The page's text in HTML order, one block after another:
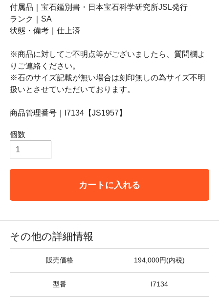
付属品｜宝石鑑別書・日本宝石科学研究所JSL発行
ランク｜SA
状態・備考｜仕上済
※商品に対してご不明点等がございましたら、質問欄よ
りご連絡ください。
※石のサイズ記載が無い場合は刻印無しの為サイズ不明
扱いとさせていただいております。
商品管理番号｜I7134【JS1957】
個数
カートに入れる
その他の詳細情報
販売価格 194,000円(内税)
型番 I7134